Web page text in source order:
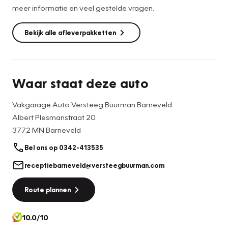
meer informatie en veel gestelde vragen.
Bekijk alle afleverpakketten
Waar staat deze auto
Vakgarage Auto Versteeg Buurman Barneveld
Albert Plesmanstraat 20
3772 MN Barneveld
Bel ons op 0342-413535
receptiebarneveld@versteegbuurman.com
Route plannen
10.0/10